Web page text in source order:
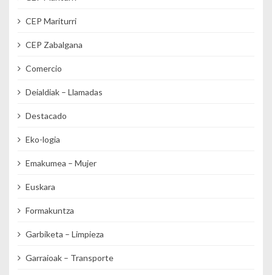
CEP Mariturri
CEP Zabalgana
Comercio
Deialdiak – Llamadas
Destacado
Eko-logia
Emakumea – Mujer
Euskara
Formakuntza
Garbiketa – Limpieza
Garraioak – Transporte